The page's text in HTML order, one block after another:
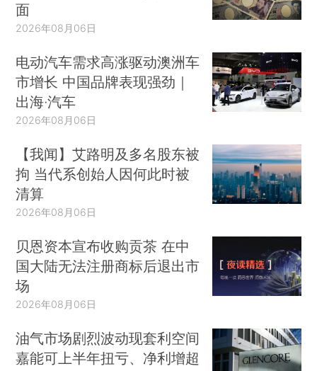
面
2026年08月06日
电动汽车需求高涨驱动澳洲车
市增长 中国品牌表现强劲｜
出海·汽车
2026年08月06日
【我闻】艾路明及多名股东被
拘 当代系创始人因何此时被
清算
2026年08月06日
贝恩资本宣布收购贡茶 在中
国大陆无法注册商标后退出市
场
2026年08月06日
油气市场剧烈波动现套利空间
嘉能可上半年扭亏、净利增超